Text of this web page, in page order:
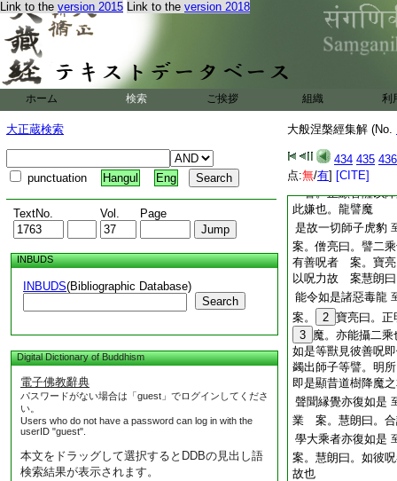
Link to the version 2015 Link to the version 2018
ホーム 検索 ご挨拶 組織 利
大正蔵検索
punctuation Hangul Eng
TextNo. Vol. Page
INBUDS
INBUDS(Bibliographic Database)
Search
Digital Dictionary of Buddhism
電子佛教辭典
パスワードがない場合は「guest」でログインしてくださ
い。
Users who do not have a password can log in with the
userID "guest".
本文をドラッグして選択するとDDBの見出し語
検索結果が表示されます。
大般涅槃經集解 (No.
434 435 436
点:無/有] [CITE]
而去 案。智秀曰
善男子如彼健人不
驚畏 案。僧亮曰
善男子譬如有人得
復起 案。僧亮曰
案僧亮曰。上云學
而佛在道樹下。無
一譬。正顯菩薩以
此嫌也。龍譬魔
是故一切師子虎豹
案。僧亮曰。譬二
有善呪者 案。寶亮
以呪力故 案慧朗曰
能令如是諸惡毒龍
案。 2 寶亮曰。正
3 魔。亦能攝二乘
如是等獸見彼善呪
蠲出師子等譬。明
即是顯昔道樹降魔
聲聞縁覺亦復如是
業 案。慧朗曰。合
學大乘者亦復如是
案。慧朗曰。如彼
故也